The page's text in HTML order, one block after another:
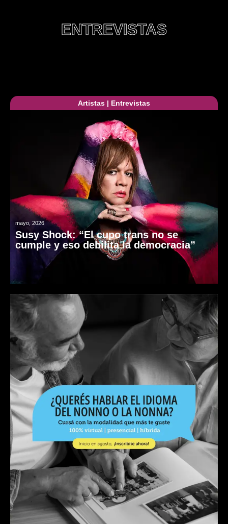
ENTREVISTAS
Artistas | Entrevistas
mayo, 2026
Susy Shock: “El cupo trans no se
cumple y eso debilita la democracia”